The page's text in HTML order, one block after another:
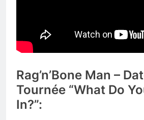
Rag’n’Bone Man –
Tournée “What Do
In?”: